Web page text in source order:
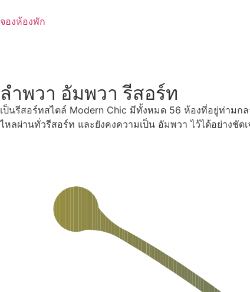
to
จองห้องพัก
ลำพวา อัมพวา รีสอร์ท
เป็นรีสอร์ทสไตล์ Modern Chic มีทั้งหมด 56 ห้องที่อยู่ท่าม
ไหลผ่านทั่วรีสอร์ท และยังคงความเป็น อัมพวา ไว้ได้อย่างชั